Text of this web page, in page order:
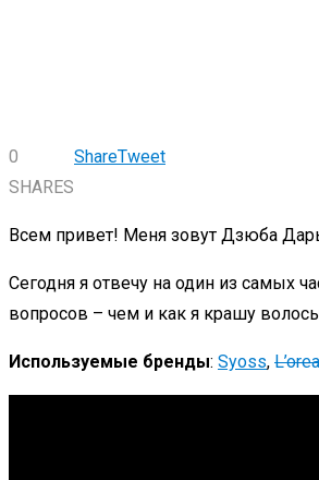
0
SHARES
ShareTweet
Всем привет! Меня зовут Дзюба
Сегодня я отвечу на один из самых
вопросов – чем и как я крашу
Используемые бренды: Syoss,